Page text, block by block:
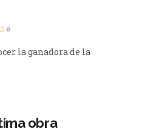
0
la ganadora de la
obra